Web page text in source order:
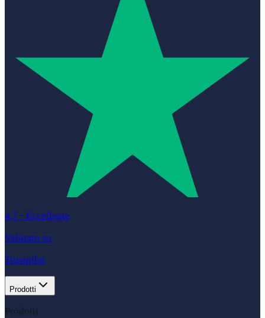
4.7 · Eccellente
Valutato su
Trustpilot
Prodotti
Prodotti